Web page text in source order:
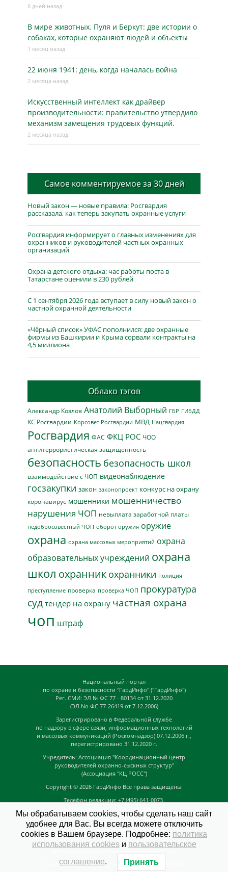
6 дней назад
В мире животных. Пуля и Беркут: две истории о
собаках, которые охраняют людей и объекты
1 месяц назад
22 июня 1941: день, когда началась война
2 месяца назад
Искусственный интеллект как драйвер
производительности: правительство утвердило
механизм замещения трудовых функций.
2 месяца назад
Самое комментируемое за 30 дней
Новый закон — новые правила: Росгвардия
рассказала, как теперь закупать охранные услуги
Росгвардия информирует о главных изменениях для
охранников и руководителей частных охранных
организаций
Охрана детского отдыха: час работы поста в
Татарстане оценили в 230 рублей
С 1 сентября 2026 года вступает в силу новый закон о
частной охранной деятельности
«Чёрный список» УФАС пополнился: две охранные
фирмы из Башкирии и Крыма сорвали контракты на
4,5 миллиона
Облако тэгов
Александр Козлов Анатолий Выборный ГБР ГИБДД
КС Росгвардии Корсовет Росгвардии МВД Нацгвардия
Росгвардия ФАС ФКЦ РОС ЧОО
антитеррористическая защищенность
безопасность безопасность школ
взаимодействие с ЧОП видеонаблюдение
госзакупки закон законопроект конкурс на охрану
коронавирус мошенники мошенничество
нарушения ЧОП невыплата заработной платы
недобросовестный ЧОП оборот оружия оружие
охрана охрана массовых мероприятий охрана
образовательных учреждений охрана
школ охранник охранники полиция
преступление проверка проверка ЧОП прокуратура
суд тендер на охрану частная охрана
чоп штраф
Национальный портал
по охране и безопасности "ГардИнфо" ("ГардИнфо")
Рег. СМИ: ЭЛ № ФС 77 - 80134 от 31.12.2020
(ЭЛ No ФС 77-26419 от 7.12.2006)
Зарегистрировано в Федеральной службе
по надзору в сфере связи, информационных технологий
и массовых коммуникаций (Роскомнадзор) 07.12.2006 г.,
перегистрировано 31.12.2020 г.
Учредитель: Ассоциация "Координационный центр
руководителей охранно-сыскных структур"
(Ассоциация "КЦ РОСС")
Copyright © 2026 ГардИнфо Все права защищены.
Телефон редакции: +7 (495) 641-0073,
news@guardinfo.online
Главный редактор: Кузьмин Д.А.
На сайте могут быть размещены
GuardInfo based on Catch Adaptive byCatch Themes
Мы обрабатываем cookies, чтобы сделать наш сайт
удобнее для Вас. Вы всегда можете отключить
cookies в Вашем браузере. Подробнее: политика
использования cookiesи пользовательское
соглашение. Принять